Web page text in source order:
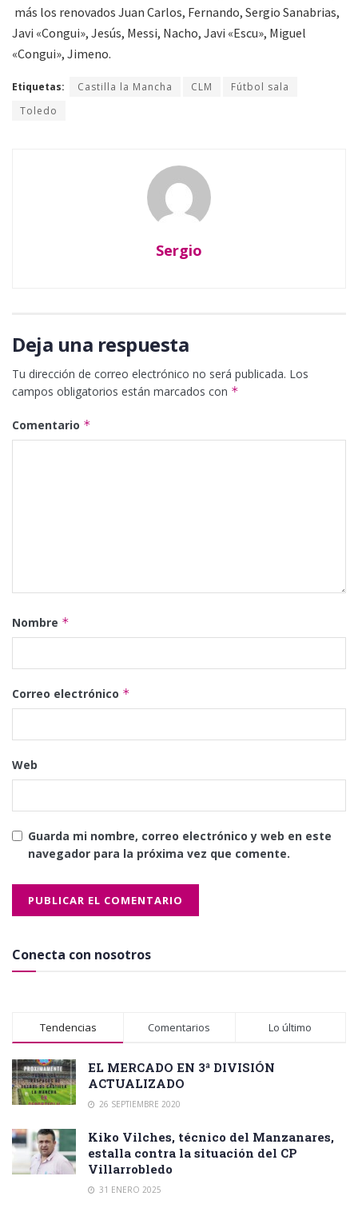
más los renovados Juan Carlos, Fernando, Sergio Sanabrias,
Javi «Congui», Jesús, Messi, Nacho, Javi «Escu», Miguel
«Congui», Jimeno.
Etiquetas: Castilla la Mancha CLM
Fútbol sala
Toledo
Sergio
Deja una respuesta
Tu dirección de correo electrónico no será publicada. Los
campos obligatorios están marcados con *
Comentario *
Nombre *
Correo electrónico *
Web
Guarda mi nombre, correo electrónico y web en este
navegador para la próxima vez que comente.
Conecta con nosotros
Tendencias Comentarios Lo último
EL MERCADO EN 3ª DIVISIÓN
ACTUALIZADO
26 SEPTIEMBRE 2020
Kiko Vilches, técnico del Manzanares,
estalla contra la situación del CP
Villarrobledo
31 ENERO 2025